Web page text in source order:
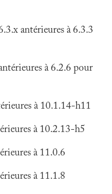
antérieures à 6.3.3
à 6.2.6 pour
à 10.1.14-h11
à 10.2.13-h5
à 11.0.6
à 11.1.8